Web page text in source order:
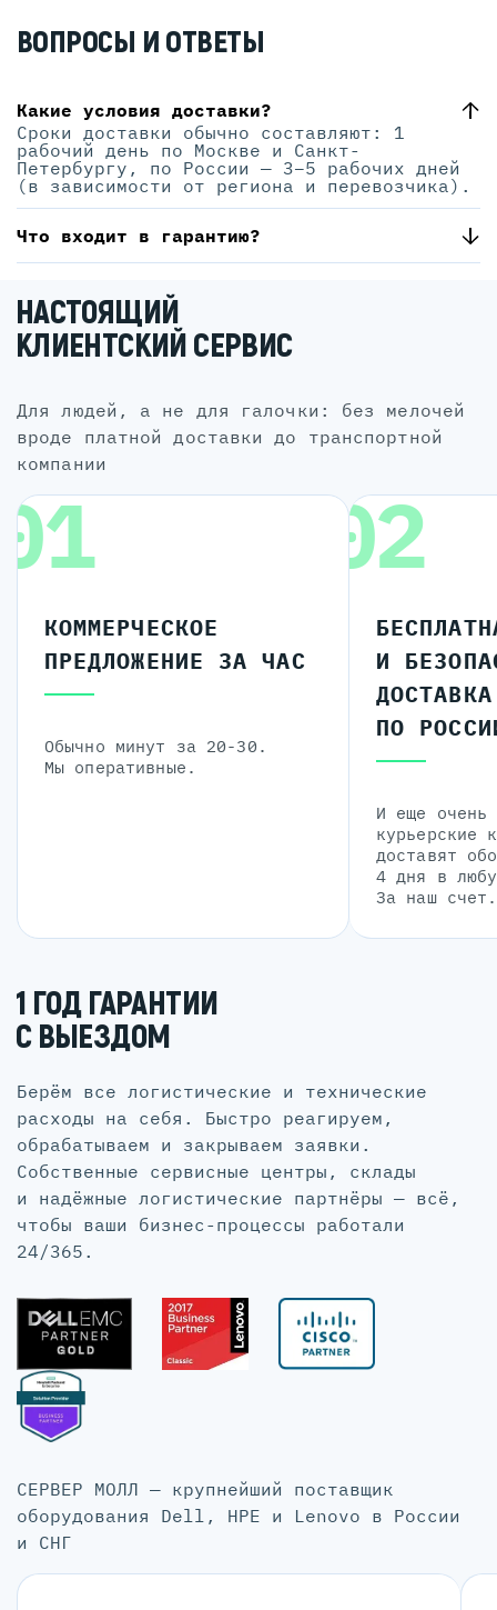
ВОПРОСЫ И ОТВЕТЫ
Какие условия доставки?
Сроки доставки обычно составляют: 1
рабочий день по Москве и Санкт-
Петербургу, по России — 3–5 рабочих дней
(в зависимости от региона и перевозчика).
Что входит в гарантию?
НАСТОЯЩИЙ
КЛИЕНТСКИЙ СЕРВИС
для людей, а не для галочки: без мелочей
вроде платной доставки до транспортной
компании
КОММЕРЧЕСКОЕ
ПРЕДЛОЖЕНИЕ ЗА ЧАС
Обычно минут за 20-30.
Мы оперативные.
02
И
ДОСТАВКА
ПО
И еще очень
курьерские
доставят
4 дня в
За наш счет.
1 ГОД ГАРАНТИИ
С ВЫЕЗДОМ
Берём все логистические и технические
расходы на себя. Быстро реагируем,
обрабатываем и закрываем заявки.
Собственные сервисные центры, склады
и надёжные логистические партнёры — всё,
чтобы ваши бизнес-процессы работали
24/365.
СЕРВЕР МОЛЛ — крупнейший поставщик
оборудования Dell, HPE и Lenovo в России
и СНГ